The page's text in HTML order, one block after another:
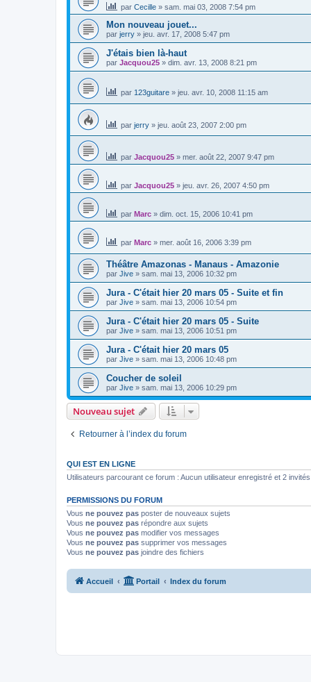
par Cecille » sam. mai 03, 2008 7:54 pm
Mon nouveau jouet...
par jerry » jeu. avr. 17, 2008 5:47 pm
J'étais bien là-haut
par Jacquou25 » dim. avr. 13, 2008 8:21 pm
par 123guitare » jeu. avr. 10, 2008 11:15 am
par jerry » jeu. août 23, 2007 2:00 pm
par Jacquou25 » mer. août 22, 2007 9:47 pm
par Jacquou25 » jeu. avr. 26, 2007 4:50 pm
par Marc » dim. oct. 15, 2006 10:41 pm
par Marc » mer. août 16, 2006 3:39 pm
Théâtre Amazonas - Manaus - Amazonie
par Jive » sam. mai 13, 2006 10:32 pm
Jura - C'était hier 20 mars 05 - Suite et fin
par Jive » sam. mai 13, 2006 10:54 pm
Jura - C'était hier 20 mars 05 - Suite
par Jive » sam. mai 13, 2006 10:51 pm
Jura - C'était hier 20 mars 05
par Jive » sam. mai 13, 2006 10:48 pm
Coucher de soleil
par Jive » sam. mai 13, 2006 10:29 pm
Nouveau sujet
Retourner à l’index du forum
QUI EST EN LIGNE
Utilisateurs parcourant ce forum : Aucun utilisateur enregistré et 2 invités
PERMISSIONS DU FORUM
Vous ne pouvez pas poster de nouveaux sujets
Vous ne pouvez pas répondre aux sujets
Vous ne pouvez pas modifier vos messages
Vous ne pouvez pas supprimer vos messages
Vous ne pouvez pas joindre des fichiers
Accueil Portail Index du forum